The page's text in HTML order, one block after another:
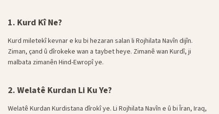
1. Kurd Kî Ne?
Kurd miletekî kevnar e ku bi hezaran salan li Rojhilata Navîn dijîn.
Ziman, çand û dîrokeke wan a taybet heye. Zimanê wan Kurdî, ji
malbata zimanên Hind-Ewropî ye.
2. Welatê Kurdan Li Ku Ye?
Welatê Kurdan Kurdistana dîrokî ye. Li Rojhilata Navîn e û bi Îran, Iraq,